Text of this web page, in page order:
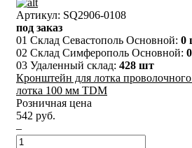
Артикул: SQ2906-0108
под заказ
01 Склад Севастополь Основной: 0
02 Склад Симферополь Основной:
03 Удаленный склад: 428 шт
Кронштейн для лотка
лотка 100 мм TDM
Розничная цена
542 руб.
–